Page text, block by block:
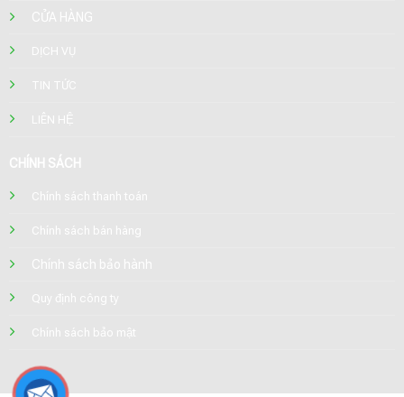
CỬA HÀNG
DỊCH VỤ
TIN TỨC
LIÊN HỆ
CHÍNH SÁCH
Chính sách thanh toán
Chính sách bán hàng
Chính sách bảo hành
Quy định công ty
Chính sách bảo mật